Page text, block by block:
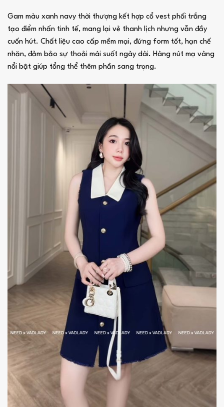
Gam màu xanh navy thời thượng kết hợp cổ vest phối trắng
tạo điểm nhấn tinh tế, mang lại vẻ thanh lịch nhưng vẫn đầy
cuốn hút. Chất liệu cao cấp mềm mại, đứng form tốt, hạn chế
nhăn, đảm bảo sự thoải mái suốt ngày dài. Hàng nút mạ vàng
nổi bật giúp tổng thể thêm phần sang trọng.